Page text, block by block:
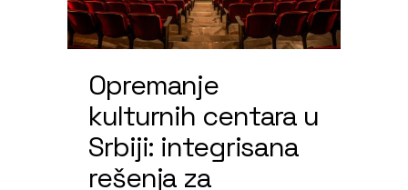
Opremanje
kulturnih centara u
Srbiji: integrisana
rešenja za